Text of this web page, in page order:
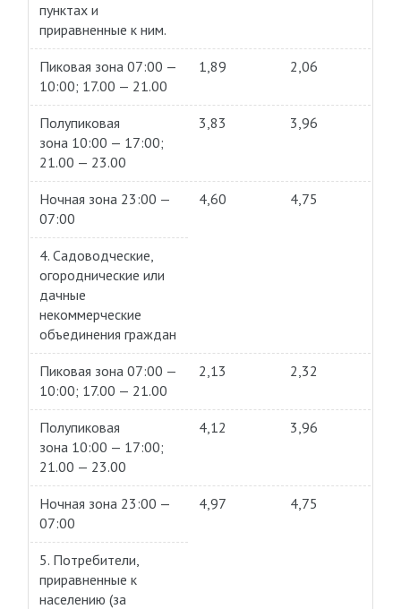
пунктах и
приравненные к ним.
Пиковая зона 07:00 —
10:00; 17.00 — 21.00
1,89 2,06
Полупиковая
зона 10:00 — 17:00;
21.00 — 23.00
3,83 3,96
Ночная зона 23:00 —
07:00
4,60 4,75
4. Садоводческие,
огороднические или
дачные
некоммерческие
объединения граждан
Пиковая зона 07:00 —
10:00; 17.00 — 21.00
2,13 2,32
Полупиковая
зона 10:00 — 17:00;
21.00 — 23.00
4,12 3,96
Ночная зона 23:00 —
07:00
4,97 4,75
5. Потребители,
приравненные к
населению (за